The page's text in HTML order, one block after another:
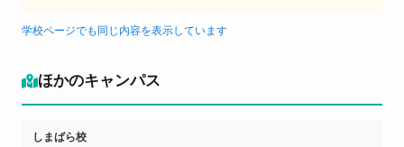
学校ページでも同じ内容を表示しています
ほかのキャンパス
しまばら校